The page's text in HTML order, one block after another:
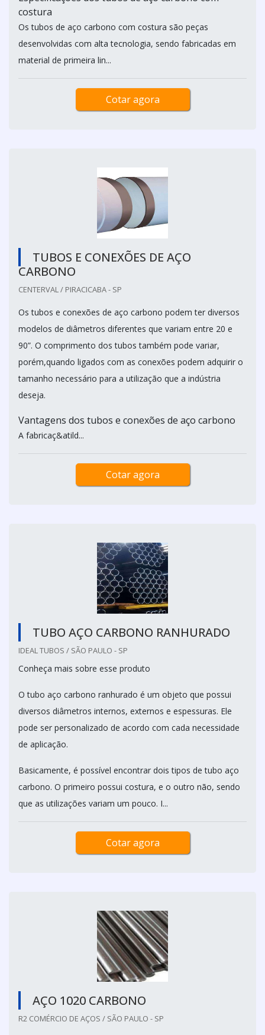
costura
Os tubos de aço carbono com costura são peças
desenvolvidas com alta tecnologia, sendo fabricadas em
material de primeira lin...
Cotar agora
TUBOS E CONEXÕES DE AÇO
CARBONO
CENTERVAL / PIRACICABA - SP
Os tubos e conexões de aço carbono podem ter diversos
modelos de diâmetros diferentes que variam entre 20 e
90”. O comprimento dos tubos também pode variar,
porém,quando ligados com as conexões podem adquirir o
tamanho necessário para a utilização que a indústria
deseja.
Vantagens dos tubos e conexões de aço carbono
A fabricaç&atild...
Cotar agora
TUBO AÇO CARBONO RANHURADO
IDEAL TUBOS / SÃO PAULO - SP
Conheça mais sobre esse produto
O tubo aço carbono ranhurado é um objeto que possui
diversos diâmetros internos, externos e espessuras. Ele
pode ser personalizado de acordo com cada necessidade
de aplicação.
Basicamente, é possível encontrar dois tipos de tubo aço
carbono. O primeiro possui costura, e o outro não, sendo
que as utilizações variam um pouco. I...
Cotar agora
AÇO 1020 CARBONO
R2 COMÉRCIO DE AÇOS / SÃO PAULO - SP